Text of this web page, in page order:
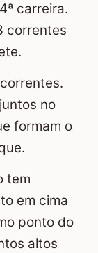
carreira.
correntes
no
formam o
tem
em cima
ponto do
altos